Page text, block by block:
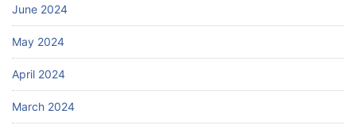
June 2024
May 2024
April 2024
March 2024